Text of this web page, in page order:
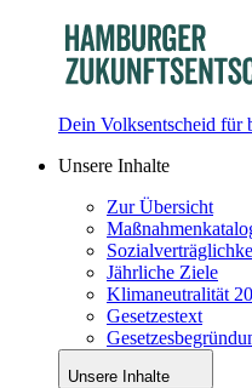
Dein Volksentscheid für
Unsere Inhalte
Zur Übersicht
Jährliche Ziele
Klimaneutralität
Gesetzestext
Unsere Inhalte